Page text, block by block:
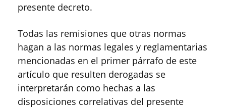
presente decreto.
Todas las remisiones que otras normas
hagan a las normas legales y reglamentarias
mencionadas en el primer párrafo de este
artículo que resulten derogadas se
interpretarán como hechas a las
disposiciones correlativas del presente